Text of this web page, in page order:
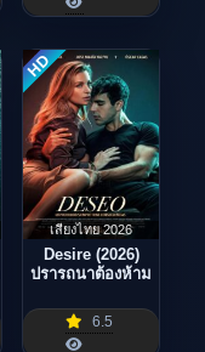
HD
เสียงไทย 2026
Desire (2026)
ปรารถนาต้องห้าม
6.5